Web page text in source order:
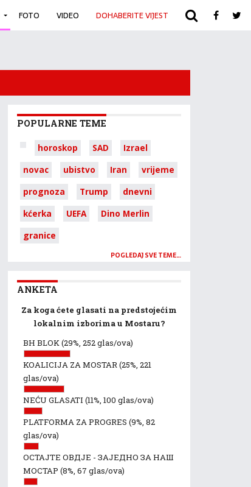
FOTO VIDEO DOHABERITE VIJEST ARHIVA
POPULARNE TEME
horoskop SAD
Izrael
novac
ubistvo Iran
vrijeme
prognoza
Trump
dnevni
kćerka
UEFA
Dino Merlin
granice
POGLEDAJ SVE TEME…
ANKETA
Za koga ćete glasati na predstojećim
lokalnim izborima u Mostaru?
BH BLOK(29%, 252 glas/ova)
KOALICIJA ZA MOSTAR(25%, 221
glas/ova)
NEĆU GLASATI (11%, 100 glas/ova)
PLATFORMA ZA PROGRES (9%, 82
glas/ova)
ОСТАЈТЕ ОВДЈЕ - ЗАЈЕДНО ЗА НАШ
МОСТАР (8%, 67 glas/ova)